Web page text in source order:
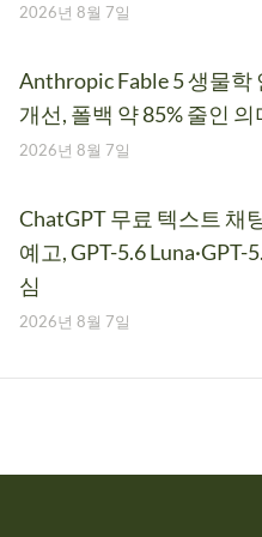
2026년 8월 7일
Anthropic Fable 5 생물학
개선, 폴백 약 85% 줄인 의
2026년 8월 7일
ChatGPT 무료 텍스트 채
예고, GPT-5.6 Luna·GPT-
심
2026년 8월 7일